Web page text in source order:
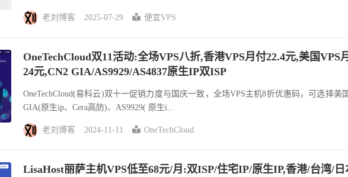
老刘博客 2025-07-29 便宜VPS
OneTechCloud双11活动:全场VPS八折,香港VPS月付22.4元,美国VPS
24元,CN2 GIA/AS9929/AS4837原生IP双ISP
OneTechCloud(易科云)双十一促销力度与国庆一致，全场VPS主机8折优惠码，可选择美
GIA(原生ip、Cera高防)、AS9929( 原生i...
老刘博客 2024-11-11 OneTechCloud
LisaHost丽萨主机VPS低至68元/月:双ISP/住宅IP/原生IP,香港/台湾/日